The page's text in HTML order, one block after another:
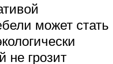
может стать
не грозит